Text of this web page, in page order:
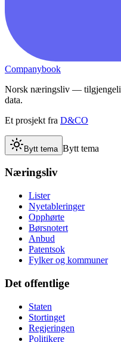
Companybook
Norsk næringsliv —
data.
Et prosjekt fra D&CO
Bytt tema Bytt tema
Næringsliv
Lister
Nyetableringer
Opphørte
Børsnotert
Anbud
Patentsok
Fylker og kommuner
Det offentlige
Staten
Stortinget
Regjeringen
Politikere